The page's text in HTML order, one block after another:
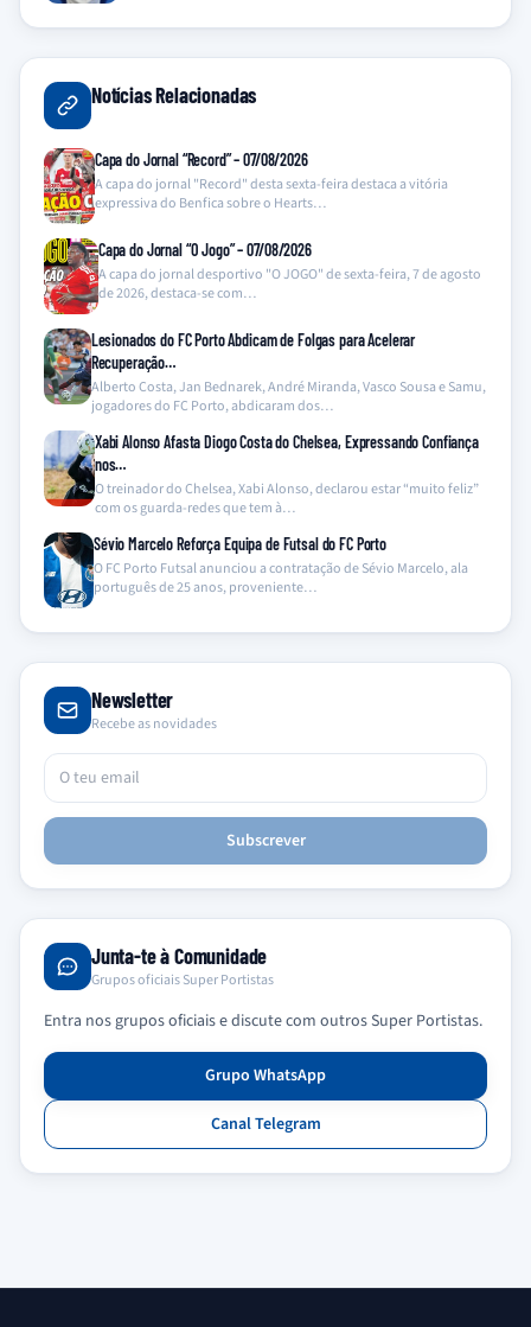
Notícias Relacionadas
Capa do Jornal “Record” – 07/08/2026
A capa do jornal "Record" desta sexta-feira destaca a vitória
expressiva do Benfica sobre o Hearts…
Capa do Jornal “O Jogo” – 07/08/2026
A capa do jornal desportivo "O JOGO" de sexta-feira, 7 de agosto
de 2026, destaca-se com…
Lesionados do FC Porto Abdicam de Folgas para Acelerar
Recuperação…
Alberto Costa, Jan Bednarek, André Miranda, Vasco Sousa e Samu,
jogadores do FC Porto, abdicaram dos…
Xabi Alonso Afasta Diogo Costa do Chelsea, Expressando Confiança
nos…
O treinador do Chelsea, Xabi Alonso, declarou estar “muito feliz”
com os guarda-redes que tem à…
Sévio Marcelo Reforça Equipa de Futsal do FC Porto
O FC Porto Futsal anunciou a contratação de Sévio Marcelo, ala
português de 25 anos, proveniente…
Newsletter
Recebe as novidades
Subscrever
Junta-te à Comunidade
Grupos oficiais Super Portistas
Entra nos grupos oficiais e discute com outros Super Portistas.
Grupo WhatsApp
Canal Telegram